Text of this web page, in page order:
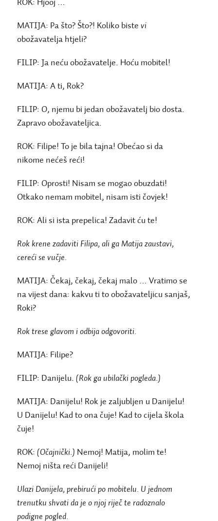
ROK: Hjooj …
MATIJA: Pa što? Što?! Koliko bistevi
obožavatelja htjeli?
FILIP: Ja neću obožavatelje. Hoću mobitel!
MATIJA: A ti, Rok?
FILIP: O, njemu bi jedan obožavatelj bio dosta.
Zapravo obožavateljica.
ROK: Filipe! To je bila tajna! Obećao si da
nikome nećeš reći!
FILIP: Oprosti! Nisam se mogao obuzdati!
Otkako nemam mobitel, nisam isti čovjek!
ROK: Ali si ista prepelica! Zadavit ću te!
Rok krene zadaviti Filipa, ali ga Matija zaustavi,
cereći se vučje.
MATIJA: Čekaj, čekaj, čekaj malo … Vratimo se
na vijest dana: kakvu ti to obožavateljicu sanjaš,
Roki?
Rok trese glavom i odbija odgovoriti.
MATIJA: Filipe?
FILIP: Danijelu.(Rok ga ubilački pogleda.)
MATIJA: Danijelu! Rok je zaljubljen u Danijelu!
U Danijelu! Kad to ona čuje! Kad to cijela škola
čuje!
ROK: (Očajnički.) Nemoj! Matija, molim te!
Nemoj ništa reći Danijeli!
Ulazi Danijela, prebirući po mobitelu. U jednom
trenutku shvati da je o njoj riječ te radoznalo
podigne pogled.